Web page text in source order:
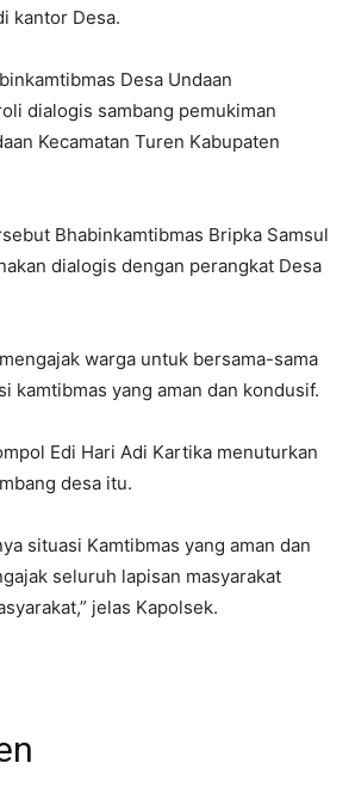
kantor Desa.
Desa Undaan
dialogis sambang pemukiman
Kecamatan Turen Kabupaten
Bhabinkamtibmas Bripka Samsul
dialogis dengan perangkat Desa
warga untuk bersama-sama
kamtibmas yang aman dan kondusif.
Edi Hari Adi Kartika menuturkan
desa itu.
situasi Kamtibmas yang aman dan
seluruh lapisan masyarakat
jelas Kapolsek.